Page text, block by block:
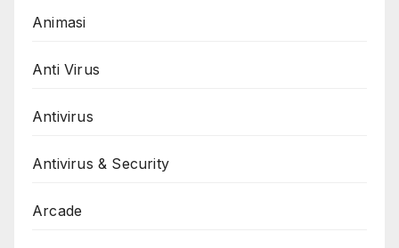
Animasi
Anti Virus
Antivirus
Antivirus & Security
Arcade